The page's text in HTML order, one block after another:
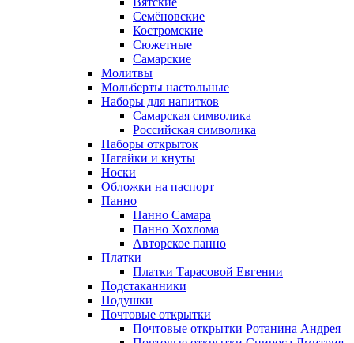
Семёновские
Костромские
Сюжетные
Самарские
Молитвы
Мольберты настольные
Наборы для напитков
Самарская символика
Российская символика
Наборы открыток
Нагайки и кнуты
Носки
Обложки на паспорт
Панно
Панно Самара
Панно Хохлома
Авторское панно
Платки
Платки Тарасовой Евгении
Подстаканники
Подушки
Почтовые открытки
Почтовые открытки Ротанина Андрея